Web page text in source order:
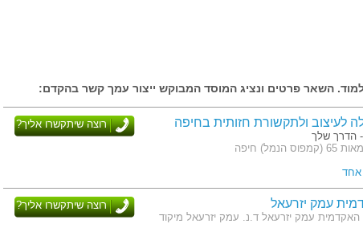
השאר פרטים ונציג המוסד המבוקש ייצור עמך קשר בהקדם:
לעיצוב ולתקשורת חזותית בחיפה
- הדרך שלך
חיפה
רוצה שיתקשרו אליך?
אחד
עמק יזרעאל
עמק יזרעאל ד.נ. עמק יזרעאל מיקוד
רוצה שיתקשרו אליך?